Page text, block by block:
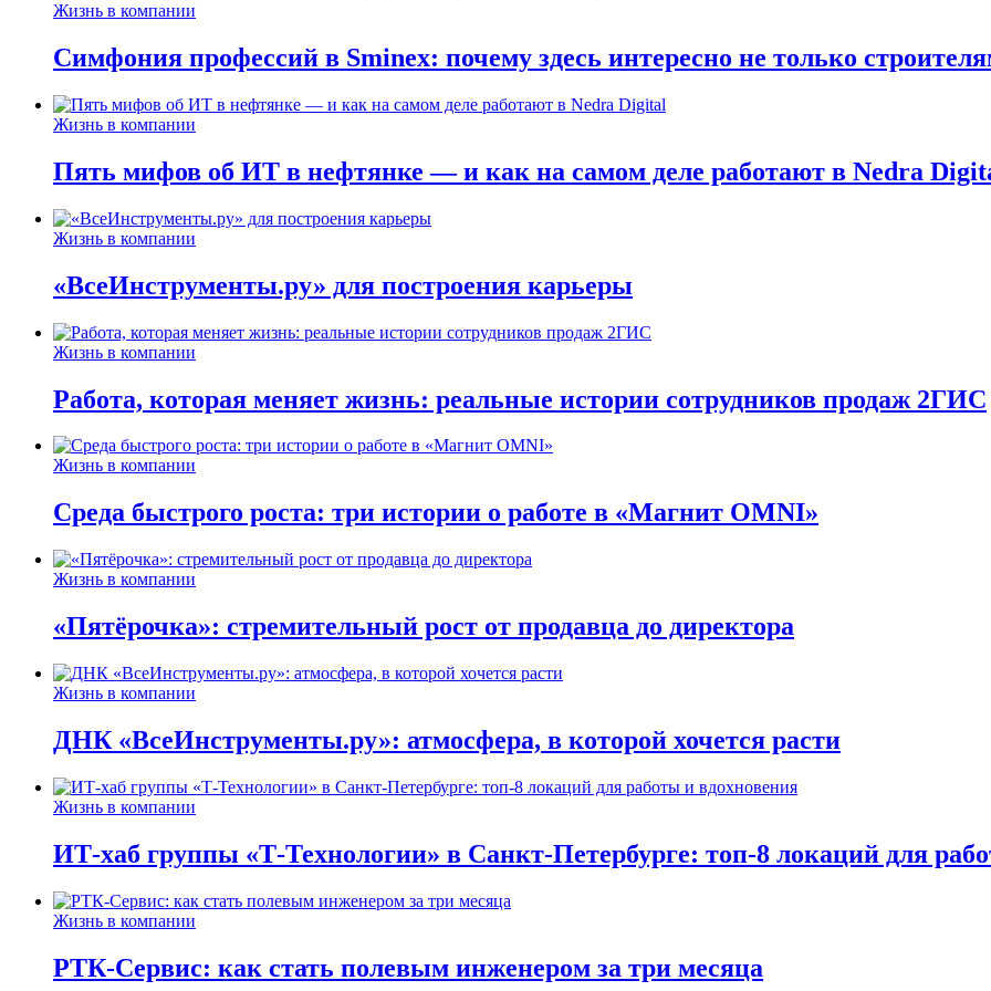
Жизнь в компании
Симфония профессий в Sminex: почему здесь интересно не только
Жизнь в компании
Пять мифов об ИТ в нефтянке — и как на самом деле работают в Nedra
Жизнь в компании
«ВсеИнструменты.ру» для построения карьеры
Жизнь в компании
Работа, которая меняет жизнь: реальные истории сотрудников продаж 2ГИС
Жизнь в компании
Среда быстрого роста: три истории о работе в «Магнит OMNI»
Жизнь в компании
«Пятёрочка»: стремительный рост от продавца до директора
Жизнь в компании
ДНК «ВсеИнструменты.ру»: атмосфера, в которой хочется расти
Жизнь в компании
ИТ-хаб группы «Т-Технологии» в Санкт-Петербурге: топ-8 локаций для
Жизнь в компании
РТК-Сервис: как стать полевым инженером за три месяца